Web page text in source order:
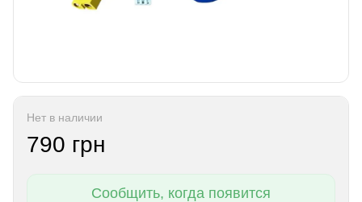
Нет в наличии
790 грн
Сообщить, когда появится